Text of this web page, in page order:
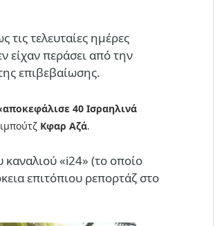
τελευταίες ημέρες
είχαν περάσει από την
επιβεβαίωσης.
40 Ισραηλινά
Κφαρ Αζά.
«i24» (το οποίο
επιτόπιου ρεπορτάζ στο